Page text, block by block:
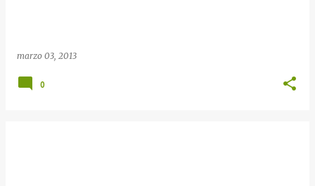
marzo 03, 2013
0